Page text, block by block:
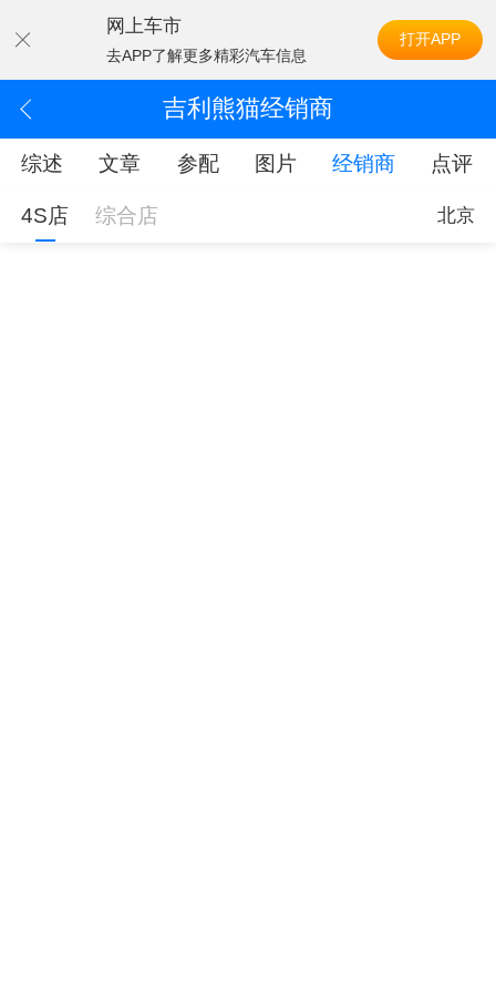
网上车市
去APP了解更多精彩汽车信息
打开APP
吉利熊猫经销商
综述 文章 参配 图片 经销商 点评
4S店 综合店 北京